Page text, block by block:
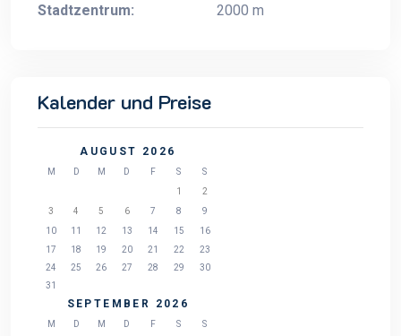
Stadtzentrum:
2000 m
Kalender und Preise
AUGUST 2026
M D M D F S
S
1
2
3
4 5 6 7 8
9
10
11 12 13 14 15
16
17
18 19 20 21 22
23
24
25 26 27 28 29
30
31
SEPTEMBER 2026
M D M D F S
S